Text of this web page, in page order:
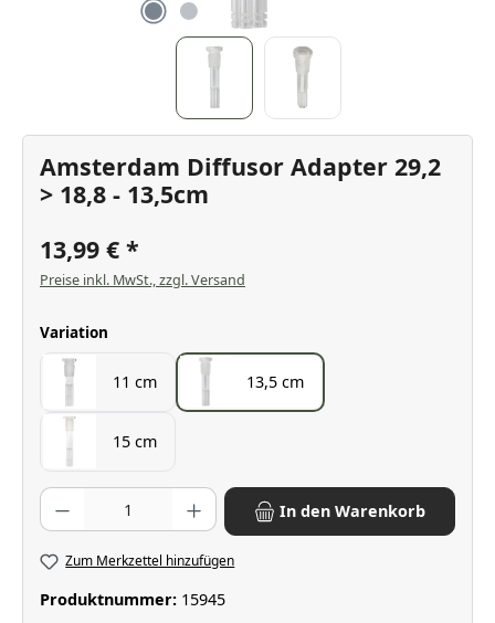
Amsterdam Diffusor Adapter 29,2
> 18,8 - 13,5cm
13,99 €
Preise inkl. MwSt., zzgl. Versand
Variation
11 cm 13,5 cm
15 cm
Produkt Anzahl: Gib den gewünschten Wert ein oder benutze die
In den Warenkorb
Zum Merkzettel hinzufügen
Produktnummer: 15945